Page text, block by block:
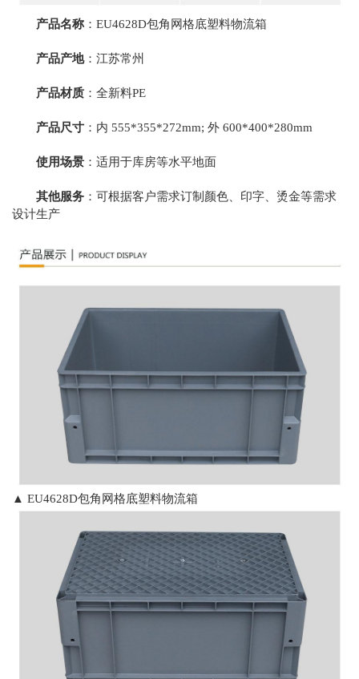
产品名称：EU4628D包角网格底塑料物流箱
产品产地：江苏常州
产品材质 ：全新料PE
产品尺寸 ：内 555*355*272mm; 外 600*400*280mm
使用场景 ：适用于库房等水平地面
其他服务 ：可根据客户需求订制颜色、印字、烫金等需求
设计生产
▲ EU4628D包角网格底塑料物流箱